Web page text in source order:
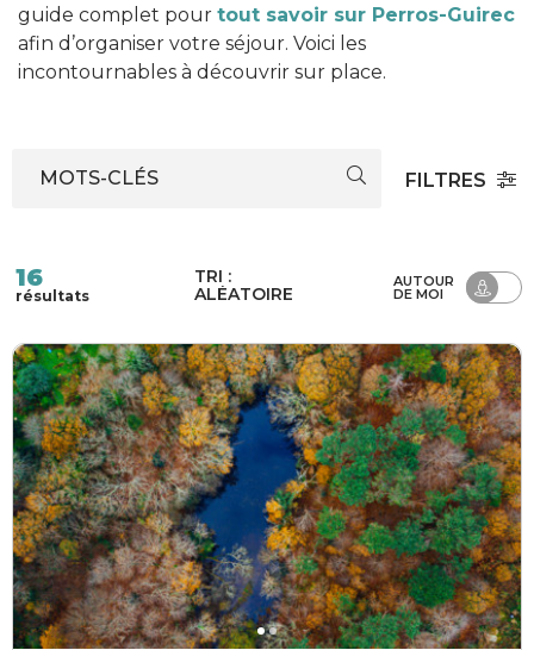
guide complet pour tout savoir sur Perros-Guirec
afin d’organiser votre séjour. Voici les
incontournables à découvrir sur place.
MOTS-CLÉS FILTRES
16
résultats
TRI :
ALÉATOIRE
AUTOUR
DE MOI